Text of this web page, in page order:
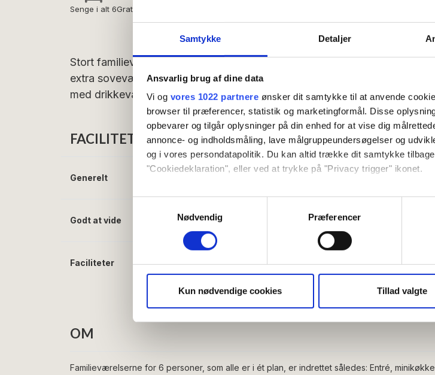
Samtykke Detaljer
Ansvarlig brug af dine data
Vi og vores 1022 partnere ønsker dit samtykke til at anvende
browser til præferencer, statistik og marketingformål. Disse
opbevarer og tilgår oplysninger på din enhed for at vise dig
annonce- og indholdsmåling, lave målgruppeundersøgelser og
og i vores persondatapolitik. Du kan altid trække dit samtykke
"Cookiedeklaration", eller ved at trykke på "Privacy trigger" ikonet.
Hvis du tillader det, vil vi også gerne:
Indsamle præcise oplysninger om din placering, der kan være
Identificere din enhed baseret på en scanning af dens unikke
Dine valg anvendes på hele websitet.
Vi bruger cookies til at tilpasse vores indhold og annoncer, til at
vores trafik. Vi deler også oplysninger om din brug af vores
Nødvendig
Præferencer
Kun nødvendige cookies Tillad valgte
Senge i alt 6Gratis wifi
Stort familieværelse med kombineret sove- og opholdsrum (2
extra soveværelser (4 sovepladser). All-inclusive: Morgenmad samt stor
med drikkevarer er inkluderet i værelsesprisen, som gælder for 6
FACILITETER
Generelt
Godt at vide Morgenmad inkluderet
Faciliteter Gratis wifi
Altan/terrasse
Køleskab
Kaffemaskine/elkedel
OM
Familieværelserne for 6 personer, som alle er i ét plan, er indrettet således: Entré,